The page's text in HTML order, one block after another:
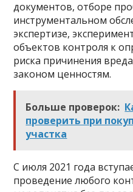
документов, отборе
инструментальном
экспертизе,
объектов контроля к
риска причинения
законом ценностям.
Больше проверок:
проверить при
участка
С июля 2021 года
проведение любого